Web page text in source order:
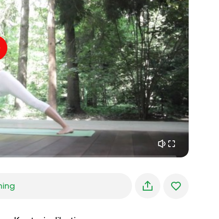
Instruktørens stemme
indre fred 01:27
morgendrømme 01:34
skovens kølighed 05:00
sommerregn 02:00
bjergstilhed 02:00
havbrise 02:00
vindens stemme 02:00
forårsskov 02:00